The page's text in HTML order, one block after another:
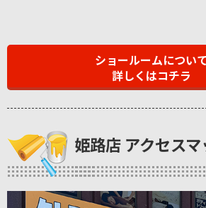
ショールームについ
詳しくはコチラ
姫路店 アクセス